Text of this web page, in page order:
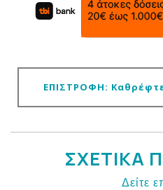
ΕΠΙΣΤΡΟΦΗ:
ΣΧΕΤΙΚΑ
Δείτε